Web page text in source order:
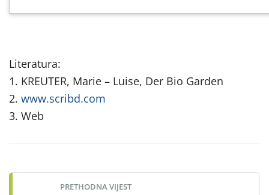
Literatura:
1. KREUTER, Marie – Luise, Der Bio Garden
2. www.scribd.com
3. Web
navigation
PRETHODNA VIJEST